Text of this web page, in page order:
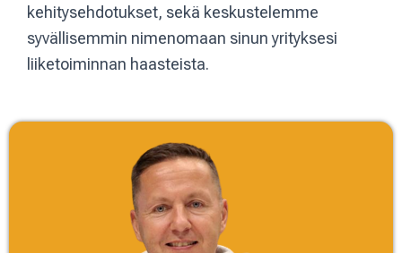
kehitysehdotukset, sekä keskustelemme
syvällisemmin nimenomaan sinun yrityksesi
liiketoiminnan haasteista.